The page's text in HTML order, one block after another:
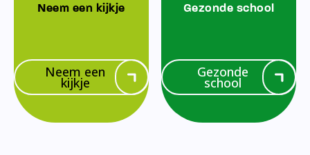
Neem een kijkje
Neem een
kijkje
Gezonde school
Gezonde
school